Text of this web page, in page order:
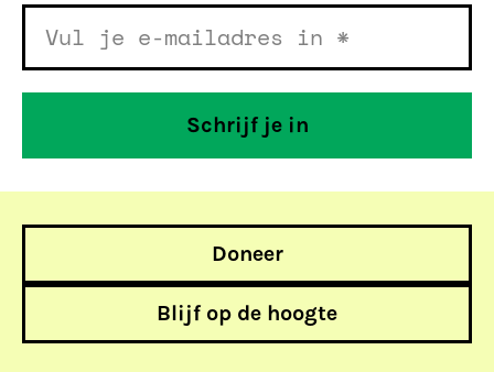
Doneer
Blijf op de hoogte